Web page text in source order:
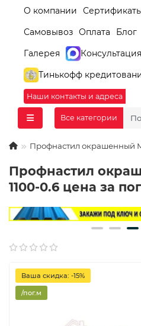
О компании
Самовывоз Оплата Блог
Галерея
Тинькофф
Наши контакты и адреса
Все категории
Профнастил окрашенный
Профнастил
1100-0.6 цена за
Ваша скидка: -15%
/пог.м